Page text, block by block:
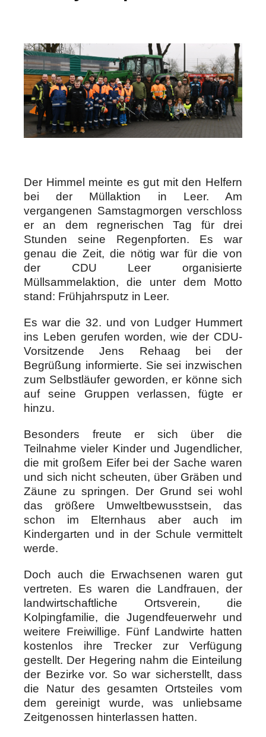
Der Himmel meinte es gut mit den Helfern
bei der Müllaktion in Leer. Am
vergangenen Samstagmorgen verschloss
er an dem regnerischen Tag für drei
Stunden seine Regenpforten. Es war
genau die Zeit, die nötig war für die von
der CDU Leer organisierte
Müllsammelaktion, die unter dem Motto
stand: Frühjahrsputz in Leer.
Es war die 32. und von Ludger Hummert
ins Leben gerufen worden, wie der CDU-
Vorsitzende Jens Rehaag bei der
Begrüßung informierte. Sie sei inzwischen
zum Selbstläufer geworden, er könne sich
auf seine Gruppen verlassen, fügte er
hinzu.
Besonders freute er sich über die
Teilnahme vieler Kinder und Jugendlicher,
die mit großem Eifer bei der Sache waren
und sich nicht scheuten, über Gräben und
Zäune zu springen. Der Grund sei wohl
das größere Umweltbewusstsein, das
schon im Elternhaus aber auch im
Kindergarten und in der Schule vermittelt
werde.
Doch auch die Erwachsenen waren gut
vertreten. Es waren die Landfrauen, der
landwirtschaftliche Ortsverein, die
Kolpingfamilie, die Jugendfeuerwehr und
weitere Freiwillige. Fünf Landwirte hatten
kostenlos ihre Trecker zur Verfügung
gestellt. Der Hegering nahm die Einteilung
der Bezirke vor. So war sicherstellt, dass
die Natur des gesamten Ortsteiles vom
dem gereinigt wurde, was unliebsame
Zeitgenossen hinterlassen hatten.